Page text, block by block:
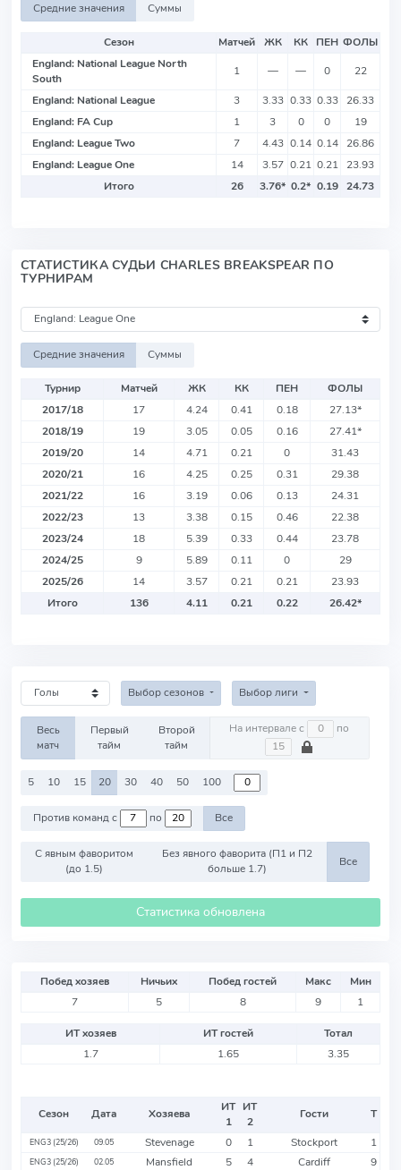
Средние значения Суммы
Сезон Матчей ЖК КК ПЕН ФОЛЫ
England: National League North
South
1 — — 0 22
England: National League 3 3.33 0.33 0.33
26.33
England: FA Cup
1 3 0 0
19
England: League Two
7 4.43 0.14 0.14
26.86
England: League One
14 3.57 0.21 0.21
23.93
Итого
26 3.76* 0.2* 0.19 24.73
СТАТИСТИКА СУДЬИ CHARLES BREAKSPEAR ПО
ТУРНИРАМ
Средние значения Суммы
Турнир Матчей ЖК КК ПЕН
ФОЛЫ
2017/18
17 4.24 0.41 0.18 27.13*
2018/19
19 3.05 0.05 0.16 27.41*
2019/20
14 4.71 0.21 0
31.43
2020/21
16 4.25 0.25 0.31
29.38
2021/22
16 3.19 0.06 0.13
24.31
2022/23
13 3.38 0.15 0.46
22.38
2023/24
18 5.39 0.33 0.44
23.78
2024/25
9 5.89 0.11 0
29
2025/26
14 3.57 0.21 0.21
23.93
Итого
136 4.11 0.21 0.22 26.42*
Выбор сезонов Выбор лиги
Весь
матч
Первый
тайм
Второй
тайм
На интервале с по
5 10 15 20 30 40 50 100
Против команд с по Все
С явным фаворитом
(до 1.5)
Без явного фаворита (П1 и П2
больше 1.7)
Все
Статистика обновлена
Побед хозяев Ничьих Побед гостей Макс
Мин
7
5 8 9 1
ИТ хозяев ИТ гостей
Тотал
1.7
1.65 3.35
Сезон Дата Хозяева
ИТ
1
ИТ
2
Гости Т
ENG3 (25/26) 09.05 Stevenage 0 1 Stockport 1
ENG3 (25/26) 02.05 Mansfield 5 4 Cardiff 9